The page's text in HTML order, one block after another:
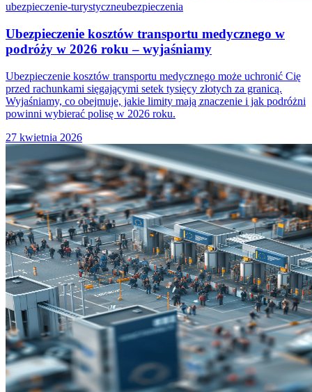
ubezpieczenie-turystyczneubezpieczenia
Ubezpieczenie kosztów transportu medycznego w
podróży w 2026 roku – wyjaśniamy
Ubezpieczenie kosztów transportu medycznego może uchronić Cię
przed rachunkami sięgającymi setek tysięcy złotych za granicą.
Wyjaśniamy, co obejmuje, jakie limity mają znaczenie i jak podróżni
powinni wybierać polisę w 2026 roku.
27 kwietnia 2026